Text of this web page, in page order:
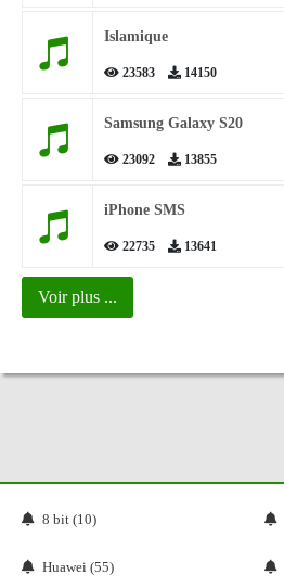
Islamique
23583 14150
Samsung Galaxy S20
23092 13855
iPhone SMS
22735 13641
Voir plus ...
8 bit (10)
Huawei (55)